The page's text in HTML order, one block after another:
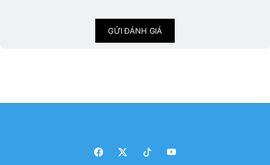
GỬI ĐÁNH GIÁ